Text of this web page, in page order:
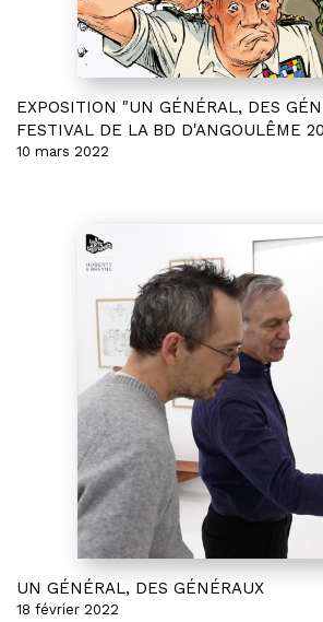
EXPOSITION "UN GÉNÉRAL, DES
FESTIVAL DE LA BD D'ANGOULÊME
10 mars 2022
UN GÉNÉRAL, DES GÉNÉRAUX
18 février 2022